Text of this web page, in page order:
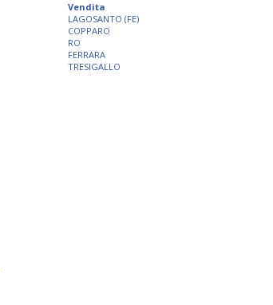
Vendita
LAGOSANTO (FE)
COPPARO
RO
FERRARA
TRESIGALLO